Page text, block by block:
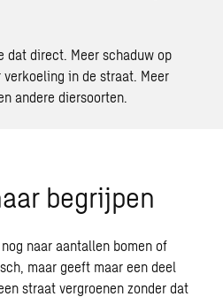
dat direct. Meer schaduw op
verkoeling in de straat. Meer
andere diersoorten.
begrijpen
naar aantallen bomen of
maar geeft maar een deel
straat vergroenen zonder dat